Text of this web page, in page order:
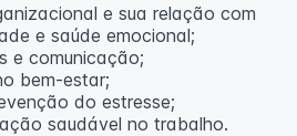
e sua relação com
e saúde emocional;
e comunicação;
bem-estar;
do estresse;
saudável no trabalho.